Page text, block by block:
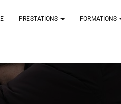
PRESTATIONS FORMATIONS